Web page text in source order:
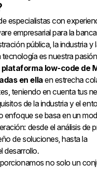
especialistas con
empresarial para la
pública, la industria y
es nuestra
plataforma low-code de
en ellaen estrecha
teniendo en cuenta tus
de la industria y el
enfoque se basa en un
desde el análisis de
de soluciones, hasta la
desarrollo.
no solo un